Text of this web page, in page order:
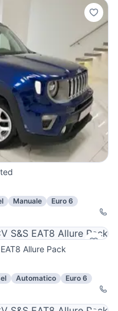
Manuale
Euro 6
Allure Pack
Automatico
Euro 6